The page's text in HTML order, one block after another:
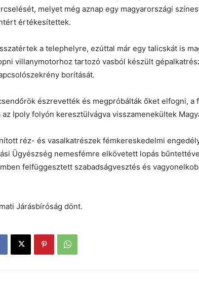
melyet még aznap egy magyarországi
értékesítettek.
a telephelyre, ezúttal már egy talicskát is
villanymotorhoz tartozó vasból készült
borítását.
észrevették és megpróbálták őket elfogni, a
Ipoly folyón keresztülvágva visszamenekültek
réz- és vasalkatrészek fémkereskedelmi
Ügyészség nemesfémre elkövetett lopás
felfüggesztett szabadságvesztés és
Járásbíróság dönt.